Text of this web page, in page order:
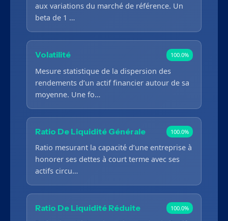
aux variations du marché de référence. Un
beta de 1 …
Volatilité 100.0%
Mesure statistique de la dispersion des
rendements d’un actif financier autour de sa
moyenne. Une fo…
Ratio De Liquidité Générale 100.0%
Ratio mesurant la capacité d’une entreprise à
honorer ses dettes à court terme avec ses
actifs circu…
Ratio De Liquidité Réduite 100.0%